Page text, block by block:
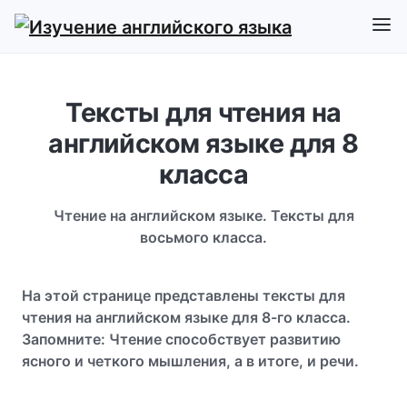
Тексты для чтения на
английском языке для 8
класса
Чтение на английском языке. Тексты для
восьмого класса.
На этой странице представлены тексты для
чтения на английском языке для 8-го класса.
Запомните: Чтение способствует развитию
ясного и четкого мышления, а в итоге, и речи.